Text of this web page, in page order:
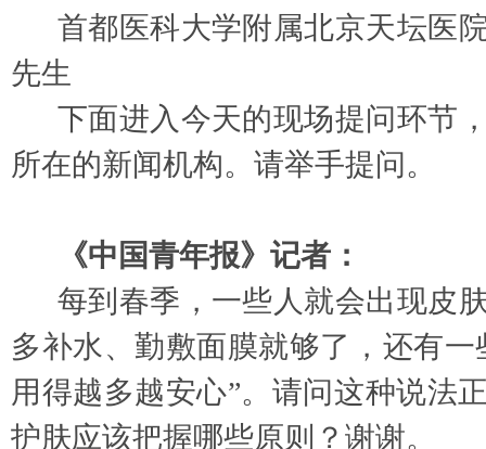
首都医科大学附属北京天坛医
先生
下面进入今天的现场提问环节
所在的新闻机构。请举手提问。
《中国青年报》记者：
每到春季，一些人就会出现皮
多补水、勤敷面膜就够了，还有一
用得越多越安心”。请问这种说法
护肤应该把握哪些原则？谢谢。